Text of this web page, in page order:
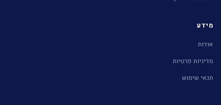
מידע
אודות
מדיניות פרטיות
תנאי שימוש